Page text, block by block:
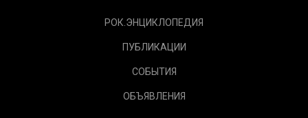
РОК.ЭНЦИКЛОПЕДИЯ
ПУБЛИКАЦИИ
СОБЫТИЯ
ОБЪЯВЛЕНИЯ